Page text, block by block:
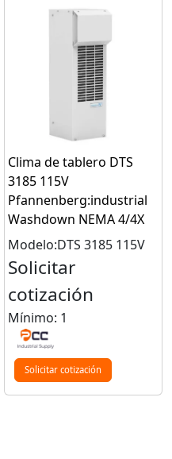
Clima de tablero DTS
3185 115V
Pfannenberg:industrial
Washdown NEMA 4/4X
Modelo:DTS 3185 115V
Solicitar
cotización
Mínimo: 1
Solicitar cotización